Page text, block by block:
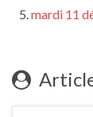
mardi 11